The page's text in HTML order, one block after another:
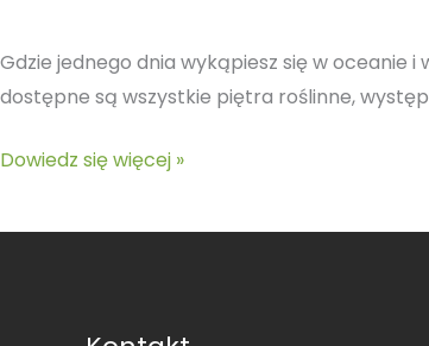
Gdzie jednego dnia wykąpiesz się w oceanie i
dostępne są wszystkie piętra roślinne,
Dowiedz się więcej »